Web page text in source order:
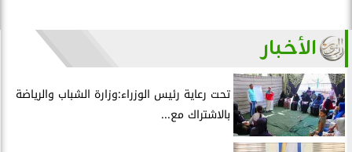
الأخبار
تحت رعاية رئيس الوزراء:وزارة الشباب والرياضة
بالاشتراك مع...